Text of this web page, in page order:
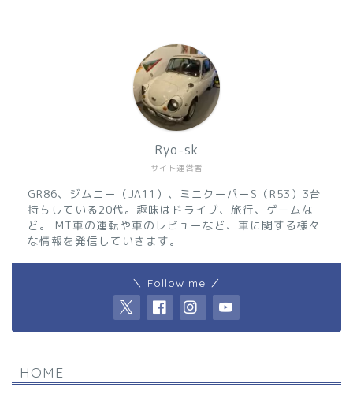
サイト運営者
Ryo-sk
GR86、ジムニー（JA11）、ミニクーパーS（R53）3台
持ちしている20代。趣味はドライブ、旅行、ゲームな
ど。 MT車の運転や車のレビューなど、車に関する様々
な情報を発信していきます。
＼ Follow me ／
HOME